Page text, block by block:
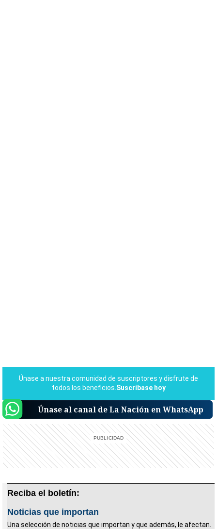
Únase al canal de La Nación en WhatsApp
Reciba el boletín:
Noticias que importan
Una selección de noticias que importan y que además, le afectan.